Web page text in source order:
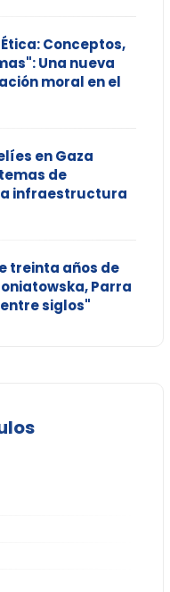
Conceptos,
Una nueva
moral en el
en Gaza
de
infraestructura
treinta años de
Parra
siglos"